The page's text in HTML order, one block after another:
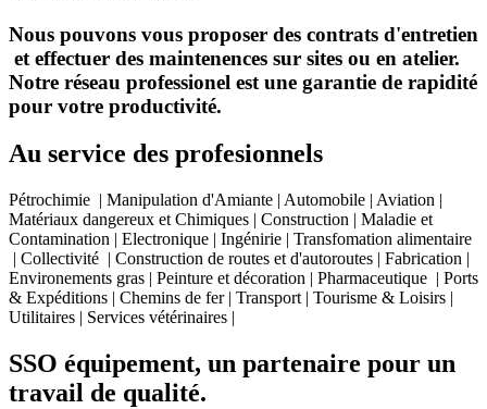
Nous pouvons vous proposer des contrats d'entretien
et effectuer des maintenences sur sites ou en atelier.
Notre réseau professionel est une garantie de rapidité
pour votre productivité.
Au service des profesionnels
Pétrochimie | Manipulation d'Amiante | Automobile | Aviation |
Matériaux dangereux et Chimiques | Construction | Maladie et
Contamination | Electronique | Ingénirie | Transfomation alimentaire
| Collectivité | Construction de routes et d'autoroutes | Fabrication |
Environements gras | Peinture et décoration | Pharmaceutique | Ports
& Expéditions | Chemins de fer | Transport | Tourisme & Loisirs |
Utilitaires | Services vétérinaires |
SSO équipement, un partenaire pour un
travail de qualité.